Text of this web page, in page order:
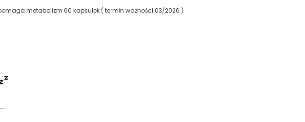
metabolizm 60 kapsułek ( termin ważności 03/2026 )